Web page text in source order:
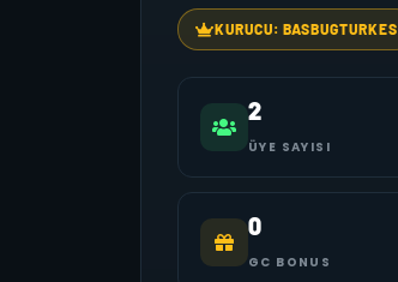
KURUCU: BASBUGTURKES
2
ÜYE SAYISI
0
GC BONUS